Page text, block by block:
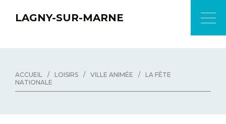
LAGNY-SUR-MARNE
ACCUEIL / LOISIRS / VILLE ANIMÉE /
LA FÊTE
NATIONALE